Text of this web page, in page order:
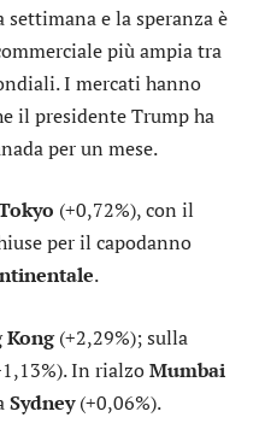
e la speranza è
più ampia tra
I mercati hanno
il presidente Trump ha
per un mese.
(+0,72%), con il
per il capodanno
.
Kong(+2,29%); sulla
In rialzoMumbai
Sydney(+0,06%).